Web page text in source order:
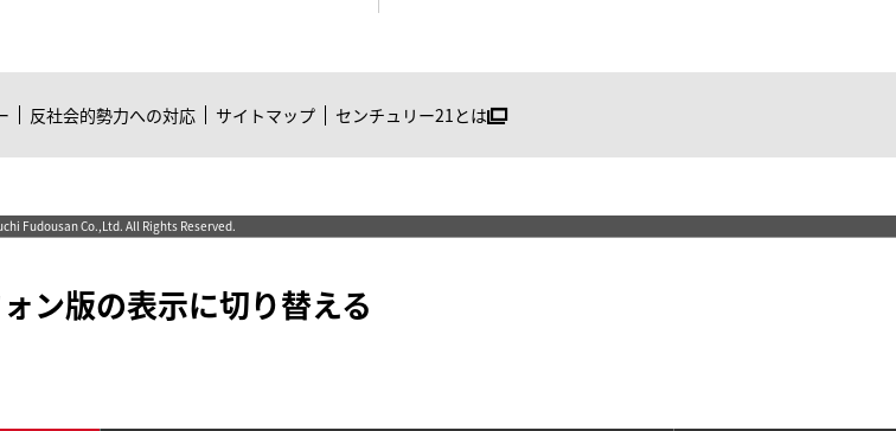
反社会的勢力への対応 サイトマップ センチュリー21とは
Fudousan Co.,Ltd. All Rights Reserved.
ン版の表示に切り替える